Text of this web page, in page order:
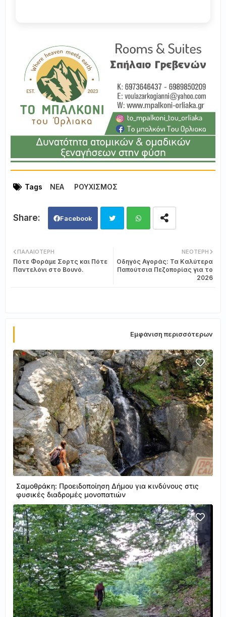
Tags ΝΕΑ ΡΟΥΧΙΣΜΟΣ
Facebook
tter ats
ΝΕΌΤΕΡΗ
Οδηγός Αγοράς: Τα Καλύτερα
Παπούτσια Πεζοπορίας για το
2026
ΠΑΛΑΙΌΤΕΡΗ
Πότε Φοράμε Σορτς και Πότε
Παντελόνι στο Βουνό.
Εμφάνιση περισσότερων
Σαμοθράκη: Προειδοποίηση Δήμου για κινδύνους στις
φυσικές διαδρομές μονοπατιών